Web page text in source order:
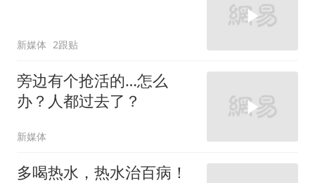
新媒体 2跟贴
旁边有个抢活的…怎么
办？人都过去了？
新媒体
多喝热水，热水治百病！